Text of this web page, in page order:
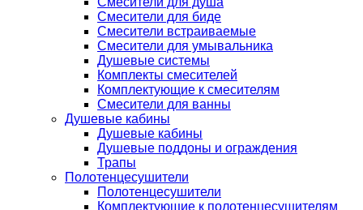
Смесители для биде
Смесители встраиваемые
Смесители для умывальника
Душевые системы
Комплекты смесителей
Комплектующие к смесителям
Смесители для ванны
Душевые кабины
Душевые кабины
Душевые поддоны и ограждения
Трапы
Полотенцесушители
Полотенцесушители
Комплектующие к полотенцесушителям